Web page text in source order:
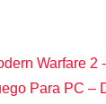
Warfare 2
Para PC –